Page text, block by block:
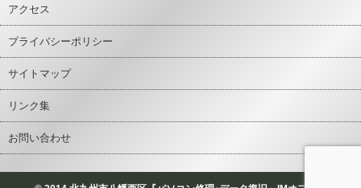
アクセス
プライバシーポリシー
サイトマップ
リンク集
お問い合わせ